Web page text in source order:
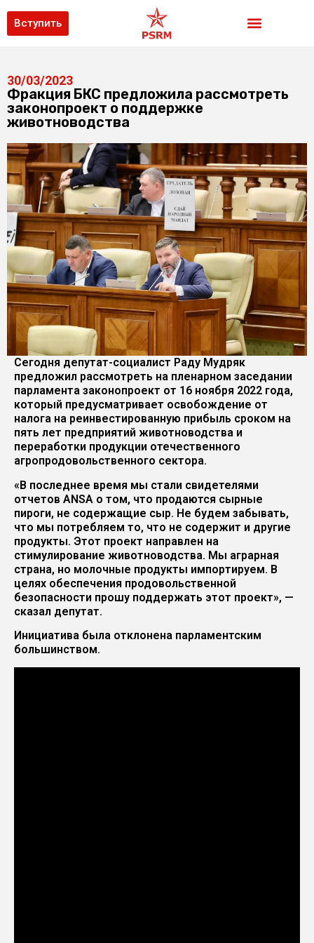
Вступить
30/03/2023
Фракция БКС предложила рассмотреть
законопроект о поддержке
животноводства
Сегодня депутат-социалист Раду Мудряк
предложил рассмотреть на пленарном заседании
парламента законопроект от 16 ноября 2022 года,
который предусматривает освобождение от
налога на реинвестированную прибыль сроком на
пять лет предприятий животноводства и
переработки продукции отечественного
агропродовольственного сектора.
«В последнее время мы стали свидетелями
отчетов ANSA о том, что продаются сырные
пироги, не содержащие сыр. Не будем забывать,
что мы потребляем то, что не содержит и другие
продукты. Этот проект направлен на
стимулирование животноводства. Мы аграрная
страна, но молочные продукты импортируем. В
целях обеспечения продовольственной
безопасности прошу поддержать этот проект», —
сказал депутат.
Инициатива была отклонена парламентским
большинством.